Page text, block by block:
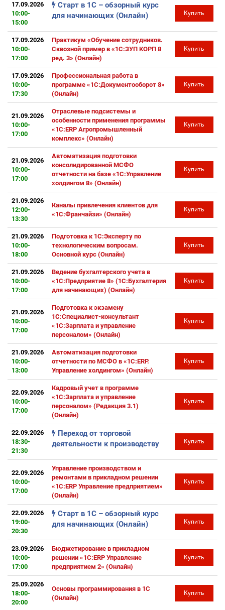
17.09.2026
10:00-
15:00
Старт в 1С – обзорный курс
для начинающих (Онлайн)
Купить
17.09.2026
10:00-
17:00
Практикум «Обучение сотрудников.
Сквозной пример в «1С:ЗУП КОРП 8
ред. 3» (Онлайн)
Купить
17.09.2026
10:00-
17:30
Профессиональная работа в
программе «1С:Документооборот 8»
(Онлайн)
Купить
21.09.2026
10:00-
17:00
Отраслевые подсистемы и
особенности применения программы
«1С:ERP Агропромышленный
комплекс» (Онлайн)
Купить
21.09.2026
10:00-
17:00
Автоматизация подготовки
консолидированной МСФО
отчетности на базе «1С:Управление
холдингом 8» (Онлайн)
Купить
21.09.2026
12:00-
13:30
Каналы привлечения клиентов для
«1С:Франчайзи» (Онлайн)
Купить
21.09.2026
10:00-
18:00
Подготовка к 1С:Эксперту по
технологическим вопросам.
Основной курс (Онлайн)
Купить
21.09.2026
10:00-
17:00
Ведение бухгалтерского учета в
«1С:Предприятие 8» (1С:Бухгалтерия
для начинающих) (Онлайн)
Купить
21.09.2026
10:00-
17:00
Подготовка к экзамену
1С:Специалист-консультант
«1С:Зарплата и управление
персоналом» (Онлайн)
Купить
21.09.2026
10:00-
13:00
Автоматизация подготовки
отчетности по МСФО в «1С:ERP.
Управление холдингом» (Онлайн)
Купить
22.09.2026
10:00-
17:00
Кадровый учет в программе
«1С:Зарплата и управление
персоналом» (Редакция 3.1)
(Онлайн)
Купить
22.09.2026
18:30-
21:30
Переход от торговой
деятельности к производству
Купить
22.09.2026
10:00-
17:00
Управление производством и
ремонтами в прикладном решении
«1С:ERP Управление предприятием»
(Онлайн)
Купить
22.09.2026
19:00-
20:30
Старт в 1С – обзорный курс
для начинающих (Онлайн)
Купить
23.09.2026
10:00-
17:00
Бюджетирование в прикладном
решении «1С:ERP Управление
предприятием 2» (Онлайн)
Купить
25.09.2026
18:00-
20:00
Основы программирования в 1С
(Онлайн)
Купить